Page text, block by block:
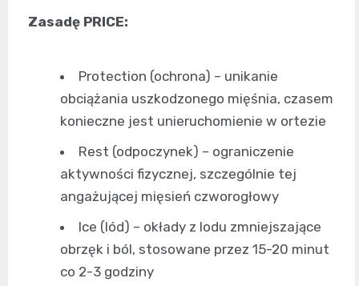
Zasadę PRICE:
Protection (ochrona) – unikanie
obciążania uszkodzonego mięśnia, czasem
konieczne jest unieruchomienie w ortezie
Rest (odpoczynek) – ograniczenie
aktywności fizycznej, szczególnie tej
angażującej mięsień czworogłowy
Ice (lód) – okłady z lodu zmniejszające
obrzęk i ból, stosowane przez 15-20 minut
co 2-3 godziny